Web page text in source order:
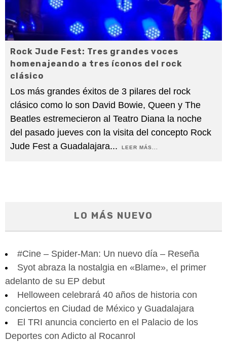
Rock Jude Fest: Tres grandes voces
homenajeando a tres íconos del rock
clásico
Los más grandes éxitos de 3 pilares del rock
clásico como lo son David Bowie, Queen y The
Beatles estremecieron al Teatro Diana la noche
del pasado jueves con la visita del concepto Rock
Jude Fest a Guadalajara... LEER MÁS...
LO MÁS NUEVO
#Cine – Spider-Man: Un nuevo día – Reseña
Syot abraza la nostalgia en «Blame», el primer
adelanto de su EP debut
Helloween celebrará 40 años de historia con
conciertos en Ciudad de México y Guadalajara
El TRI anuncia concierto en el Palacio de los
Deportes con Adicto al Rocanrol